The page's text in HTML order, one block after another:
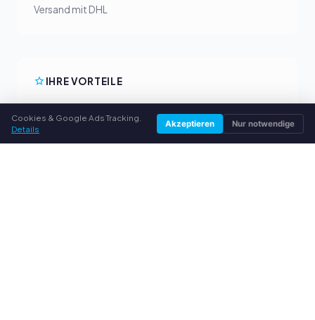
Versand mit DHL
IHRE VORTEILE
Faire Ankaufpreise
Geld vorab per PayPal
Cookies & Google Ads Tracking.
Details
Akzeptieren Nur notwendige